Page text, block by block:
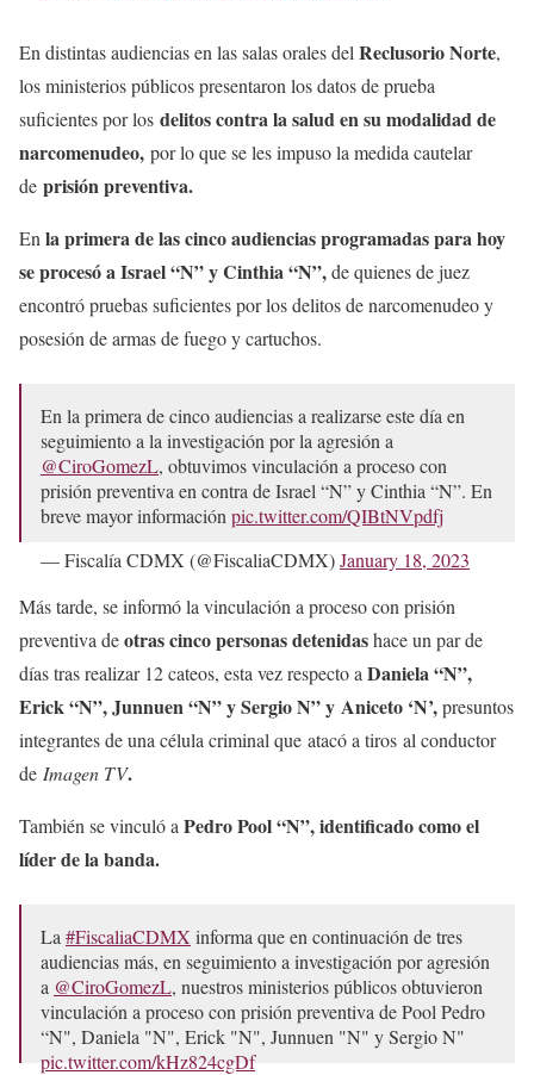
En distintas audiencias en las salas orales del Reclusorio Norte,
los ministerios públicos presentaron los datos de prueba
suficientes por los delitos contra la salud en su modalidad de
narcomenudeo, por lo que se les impuso la medida cautelar
de prisión preventiva.
En la primera de las cinco audiencias programadas para hoy
se procesó a Israel “N” y Cinthia “N”,de quienes de juez
encontró pruebas suficientes por los delitos de narcomenudeo y
posesión de armas de fuego y cartuchos.
En la primera de cinco audiencias a realizarse este día en
seguimiento a la investigación por la agresión a
@CiroGomezL, obtuvimos vinculación a proceso con
prisión preventiva en contra de Israel “N” y Cinthia “N”. En
breve mayor información pic.twitter.com/QIBtNVpdfj
— Fiscalía CDMX (@FiscaliaCDMX)January 18, 2023
Más tarde, se informó la vinculación a proceso con prisión
preventiva deotras cinco personas detenidashace un par de
días tras realizar 12 cateos, esta vez respecto a Daniela “N”,
Erick “N”, Junnuen “N” y Sergio N” y Aniceto ‘N’,presuntos
integrantes de una célula criminal que atacó a tiros al conductor
de Imagen TV.
También se vinculó a Pedro Pool “N”, identificado como el
líder de la banda.
La #FiscaliaCDMX informa que en continuación de tres
audiencias más, en seguimiento a investigación por agresión
a @CiroGomezL, nuestros ministerios públicos obtuvieron
vinculación a proceso con prisión preventiva de Pool Pedro
“N", Daniela "N", Erick "N", Junnuen "N" y Sergio N"
pic.twitter.com/kHz824cgDf